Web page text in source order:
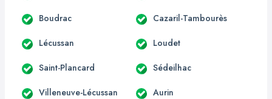
Boudrac Cazaril-Tambourès
Lécussan Loudet
Saint-Plancard Sédeilhac
Villeneuve-Lécussan Aurin